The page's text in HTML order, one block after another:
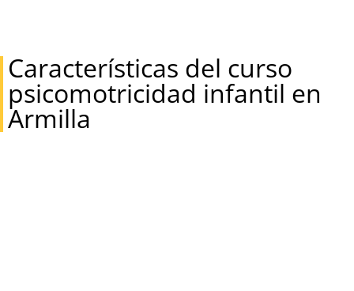
Características del curso
psicomotricidad infantil en
Armilla